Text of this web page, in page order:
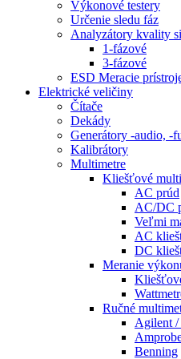
Výkonové testery
Určenie sledu fáz
Analyzátory kvality
1-fázové
3-fázové
ESD Meracie
Elektrické veličiny
Čítače
Dekády
Generátory -audio, -
Kalibrátory
Multimetre
Kliešťové
AC prúd
AC/DC
Veľmi
AC
DC
Meranie
Ručné
Agilent
Benning